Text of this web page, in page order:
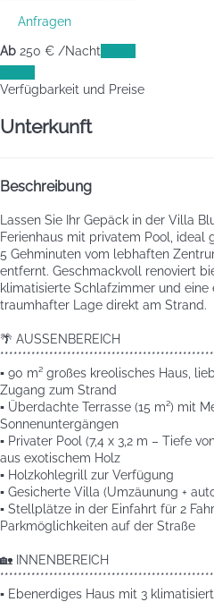
Anfragen
Ab 250 € /Nacht
Verfügbarkeit und Preise
Unterkunft
Beschreibung
Lassen Sie Ihr Gepäck in der Villa
Ferienhaus mit privatem Pool, ideal
5 Gehminuten vom lebhaften
entfernt. Geschmackvoll renoviert
klimatisierte Schlafzimmer und
traumhafter Lage direkt am Strand.
🌴 AUSSENBEREICH
▪️ 90 m² großes kreolisches Haus,
Zugang zum Strand
▪️ Überdachte Terrasse (15 m²) mit
Sonnenuntergängen
▪️ Privater Pool (7,4 x 3,2 m – Tiefe
aus exotischem Holz
▪️ Holzkohlegrill zur Verfügung
▪️ Gesicherte Villa (Umzäunung +
▪️ Stellplätze in der Einfahrt für 2
Parkmöglichkeiten auf der Straße
🏡 INNENBEREICH
▪️ Ebenerdiges Haus mit 3